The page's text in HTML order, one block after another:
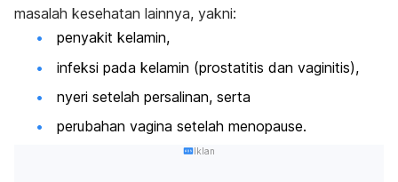
masalah kesehatan lainnya, yakni:
penyakit kelamin,
infeksi pada kelamin (prostatitis dan vaginitis),
nyeri setelah persalinan, serta
perubahan vagina setelah menopause.
Iklan